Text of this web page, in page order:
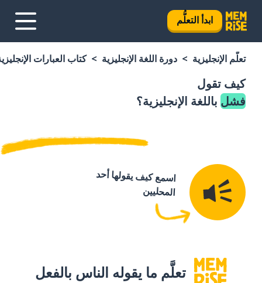
ابدأ التعلُّم
تعلَّم الإنجليزية دورة اللغة الإنجليزية كتاب العبارات
كيف تقول
فشل باللغة الإنجليزية؟
اسمع كيف يقولها أحد
المحليين
تعلَّم ما يقوله الناس بالفعل